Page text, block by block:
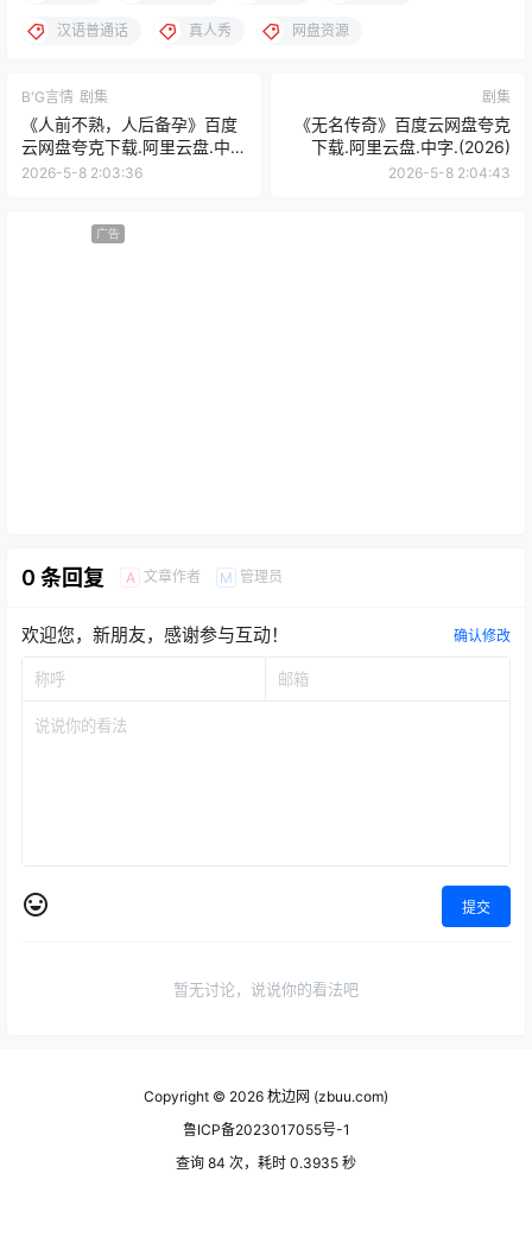
汉语普通话 真人秀 网盘资源
B'G言情 剧集
《人前不熟，人后备孕》百度
云网盘夸克下载.阿里云盘.中
字.(2026)
2026-5-8 2:03:36
剧集
《无名传奇》百度云网盘夸克
下载.阿里云盘.中字.(2026)
2026-5-8 2:04:43
广告
0 条回复 A 文章作者 M 管理员
欢迎您，新朋友，感谢参与互动！ 确认修改
提交
暂无讨论，说说你的看法吧
Copyright © 2026 枕边网 (zbuu.com)
鲁ICP备2023017055号-1
查询 84 次，耗时 0.3935 秒